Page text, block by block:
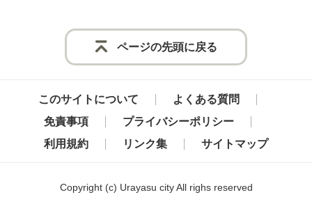
ページの先頭に戻る
このサイトについて
よくある質問
免責事項
プライバシーポリシー
利用規約
リンク集 サイトマップ
Copyright (c) Urayasu city All righs reserved